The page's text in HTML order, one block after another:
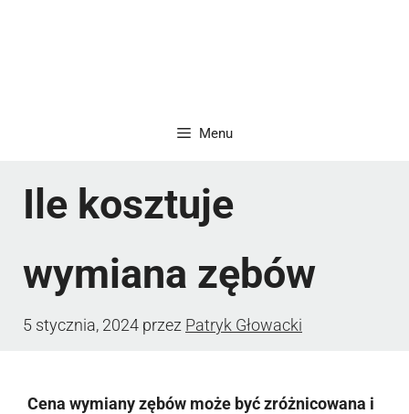
Menu
Ile kosztuje
wymiana zębów
5 stycznia, 2024 przez Patryk Głowacki
Cena wymiany zębów może być zróżnicowana i